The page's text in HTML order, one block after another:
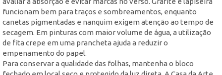
funcionam bem para traços e sombreamentos, enquanto
canetas pigmentadas e nanquim exigem atenção ao tempo de
secagem. Em pinturas com maior volume de água, a utilização
de fita crepe em uma prancheta ajuda a reduzir o
empenamento do papel.
Para conservar a qualidade das folhas, mantenha o bloco